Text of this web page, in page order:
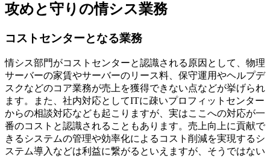
攻めと守りの情シス業務
コストセンターとなる業務
情シス部門がコストセンターと認識される原因として、物理
サーバーの家賃やサーバーのリース料、保守運用やヘルプデ
スクなどのコア業務が売上を獲得できない点などが挙げられ
ます。また、社内対応としてITに疎いプロフィットセンター
からの相談対応なども起こりますが、実はここへの対応が一
番のコストと認識されることもあります。売上向上に貢献で
きるシステムの管理や効率化によるコスト削減を実現するシ
ステム導入などは利益に繋がるといえますが、そうではない